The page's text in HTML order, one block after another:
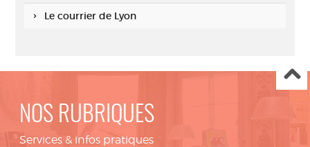
Le courrier de Lyon
NOS RUBRIQUES
Services & infos pratiques